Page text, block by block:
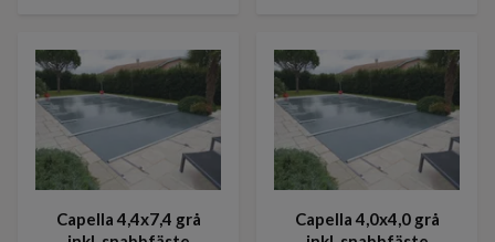
Capella 4,4x7,4 grå
Capella 4,0x4,0 grå